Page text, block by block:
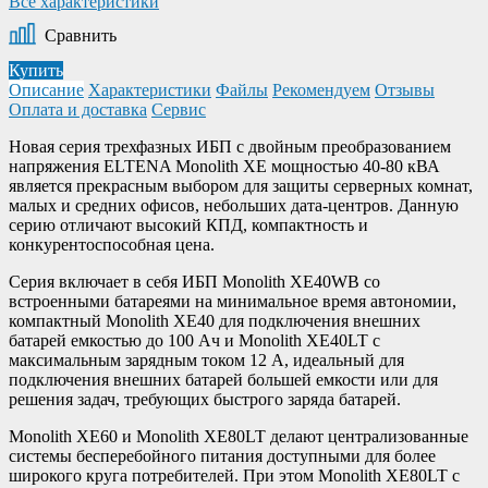
Сравнить
Купить
Описание Характеристики Файлы Рекомендуем Отзывы
Оплата и доставка Сервис
Новая серия трехфазных ИБП с двойным преобразованием
напряжения ELTENA Monolith XЕ мощностью 40-80 кВА
является прекрасным выбором для защиты серверных комнат,
малых и средних офисов, небольших дата-центров. Данную
серию отличают высокий КПД, компактность и
конкурентоспособная цена.
Серия включает в себя ИБП Monolith XE40WB со
встроенными батареями на минимальное время автономии,
компактный Monolith XE40 для подключения внешних
батарей емкостью до 100 Ач и Monolith XE40LT с
максимальным зарядным током 12 А, идеальный для
подключения внешних батарей большей емкости или для
решения задач, требующих быстрого заряда батарей.
Monolith XE60 и Monolith XE80LT делают централизованные
системы бесперебойного питания доступными для более
широкого круга потребителей. При этом Monolith XE80LT с